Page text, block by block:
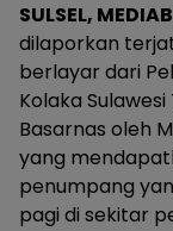
SULSEL,
dilaporkan
berlayar dari
Kolaka
Basarnas oleh
yang
penumpang
pagi di sekitar